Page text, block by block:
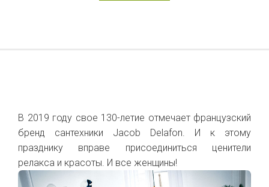
В 2019 году свое 130-летие отмечает французский
бренд сантехники Jacob Delafon. И к этому
празднику вправе присоединиться ценители
релакса и красоты. И все женщины!